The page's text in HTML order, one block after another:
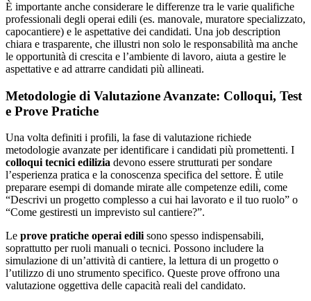
È importante anche considerare le differenze tra le varie qualifiche
professionali degli operai edili (es. manovale, muratore specializzato,
capocantiere) e le aspettative dei candidati. Una job description
chiara e trasparente, che illustri non solo le responsabilità ma anche
le opportunità di crescita e l’ambiente di lavoro, aiuta a gestire le
aspettative e ad attrarre candidati più allineati.
Metodologie di Valutazione Avanzate: Colloqui, Test
e Prove Pratiche
Una volta definiti i profili, la fase di valutazione richiede
metodologie avanzate per identificare i candidati più promettenti. I
colloqui tecnici edilizia devono essere strutturati per sondare
l’esperienza pratica e la conoscenza specifica del settore. È utile
preparare esempi di domande mirate alle competenze edili, come
“Descrivi un progetto complesso a cui hai lavorato e il tuo ruolo” o
“Come gestiresti un imprevisto sul cantiere?”.
Le prove pratiche operai edilisono spesso indispensabili,
soprattutto per ruoli manuali o tecnici. Possono includere la
simulazione di un’attività di cantiere, la lettura di un progetto o
l’utilizzo di uno strumento specifico. Queste prove offrono una
valutazione oggettiva delle capacità reali del candidato.